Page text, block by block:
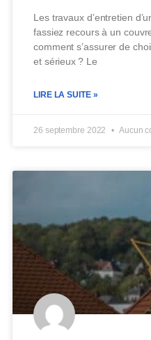
Les travaux d’entretien
fassiez recours à un
comment s’assurer de
et sérieux ? Le
LIRE LA SUITE »
26 septembre 2022 Aucun